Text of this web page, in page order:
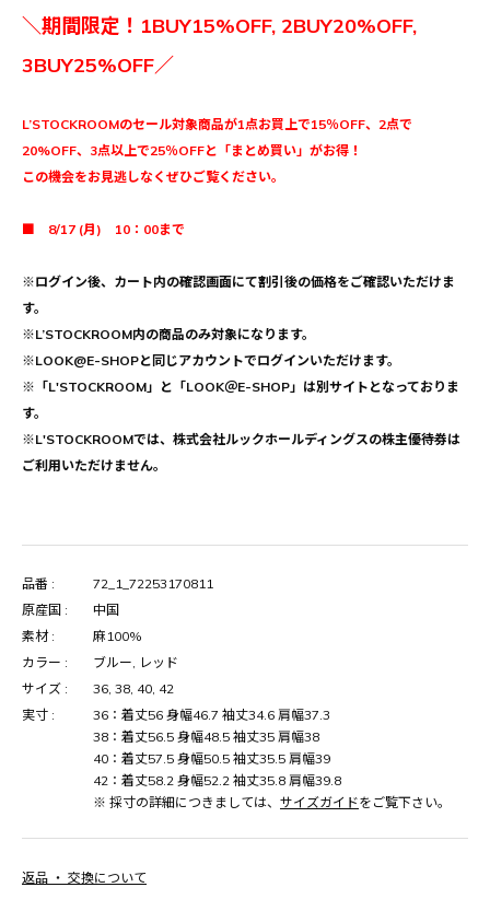
＼期間限定！1BUY15%OFF, 2BUY20%OFF,
3BUY25%OFF／
L’STOCKROOMのセール対象商品が1点お買上で15％OFF、2点で
20%OFF、3点以上で25％OFFと「まとめ買い」がお得！
この機会をお見逃しなくぜひご覧ください。
■ 8/17 (月) 10：00まで
※ログイン後、カート内の確認画面にて割引後の価格をご確認いただけま
す。
※L’STOCKROOM内の商品のみ対象になります。
※LOOK@E-SHOPと同じアカウントでログインいただけます。
※「L'STOCKROOM」と「LOOK＠E-SHOP」は別サイトとなっておりま
す。
※L'STOCKROOMでは、株式会社ルックホールディングスの株主優待券は
ご利用いただけません。
品番 :
72_1_72253170811
原産国 :
中国
素材 :
麻100%
カラー :
ブルー, レッド
サイズ :
36, 38, 40, 42
実寸 :
36：着丈56 身幅46.7 袖丈34.6 肩幅37.3
38：着丈56.5 身幅48.5 袖丈35 肩幅38
40：着丈57.5 身幅50.5 袖丈35.5 肩幅39
42：着丈58.2 身幅52.2 袖丈35.8 肩幅39.8
※ 採寸の詳細につきましては、 サイズガイドをご覧下さい。
返品 ・ 交換について